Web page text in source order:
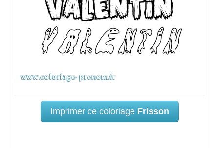
Imprimer ce coloriage Frisson